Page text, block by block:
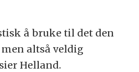
å bruke til det den
altså veldig
Helland.